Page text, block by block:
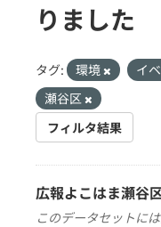
りました
タグ: 環境 イ
瀬谷区
フィルタ結果
広報よこはま瀬谷
このデータセットに